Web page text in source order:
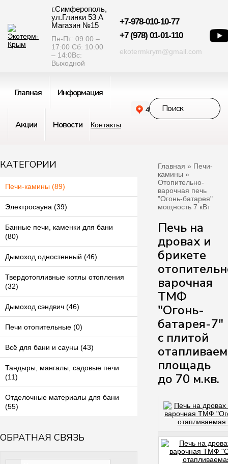
г.Симферополь,
ул.Глинки 53 А
Магазин №15
Пн-Пт: 09:00 –
17:00 Сб: 10:00
– 14:0Вс:
Выходной
+7-978-010-10-77
+7 (978) 01-01-110
ekotermkrym@gmail.com
Главная Информация
Акции Новости Контакты
КАТЕГОРИИ
Печи-камины (89)
Электросауна (39)
Банные печи, каменки для бани
(80)
Дымоход одностенный (46)
Твердотопливные котлы отопления
(32)
Дымоход сэндвич (46)
Печи отопительные (0)
Всё для бани и сауны (43)
Тандыры, мангалы, садовые печи
(11)
Отделочные материалы для бани
(55)
ОБРАТНАЯ СВЯЗЬ
Главная » Печи-
камины »
Отопительно-
варочная печь
"Огонь-батарея"
мощность 7 кВт
Печь на
дровах и
брикете
варочная
ТМФ
"Огонь-
батарея-7"
с плитой
площадь
до 70 м.кв.